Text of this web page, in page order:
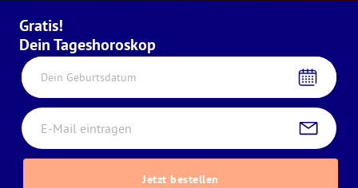
Gratis!
Dein Tageshoroskop
Dein Geburtsdatum
Jetzt bestellen